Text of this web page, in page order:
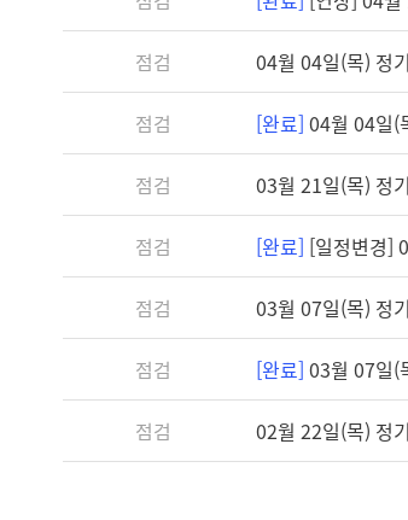
점검 04월 04일(목) 정
점검 [완료] 04월 04일(
점검 03월 21일(목) 정
점검 [완료] [일정변경]
점검 03월 07일(목) 정
점검 [완료] 03월 07일(
점검 02월 22일(목) 정